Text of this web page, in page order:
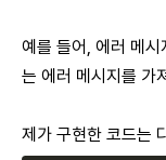
예를 들어, 에러 메
는 에러 메시지를 가
제가 구현한 코드는